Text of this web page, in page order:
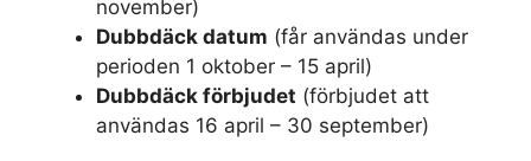
november)
Dubbdäck datum (får användas under
perioden 1 oktober – 15 april)
Dubbdäck förbjudet (förbjudet att
användas 16 april – 30 september)